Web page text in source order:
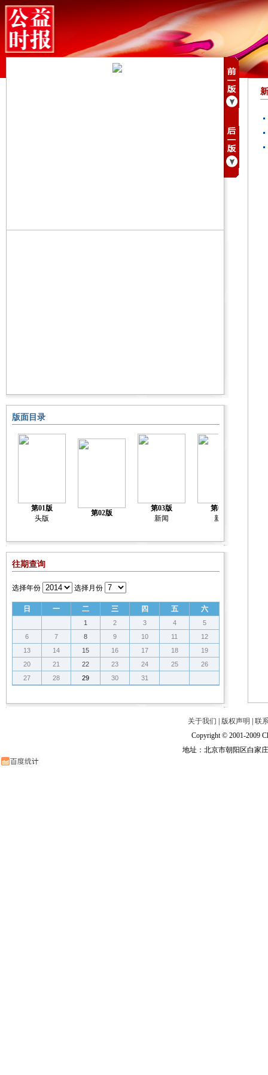
版面目录
第01版
头版
第02版
第03版
新闻
第04版
新闻
往期查询
选择年份 选择月份
日 一 二 三 四 五 六
1 2 3 4
5
6
7 8 9 10 11
12
13
14 15 16 17 18
19
20
21 22 23 24 25
26
27
28 29 30 31
关于我们 版权声明
联
Copyright © 2001-2009
地址：北京市朝阳区白家